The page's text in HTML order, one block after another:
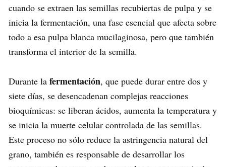
cuando se extraen las semillas recubiertas de pulpa y se
inicia la fermentación, una fase esencial que afecta sobre
todo a esa pulpa blanca mucilaginosa, pero que también
transforma el interior de la semilla.
Durante la fermentación, que puede durar entre dos y
siete días, se desencadenan complejas reacciones
bioquímicas: se liberan ácidos, aumenta la temperatura y
se inicia la muerte celular controlada de las semillas.
Este proceso no sólo reduce la astringencia natural del
grano, también es responsable de desarrollar los